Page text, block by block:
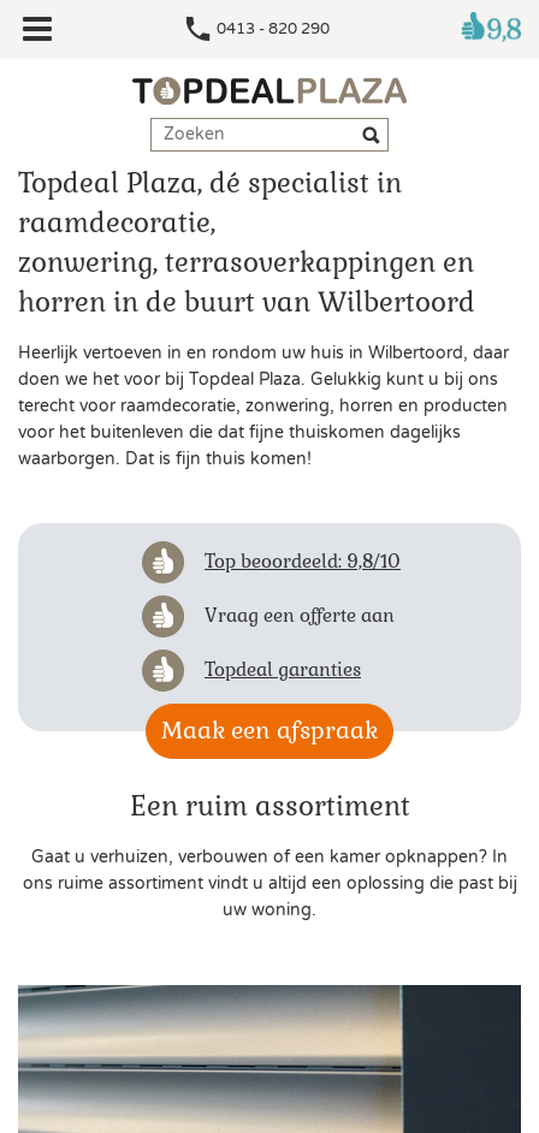
0413 - 820 290
Topdeal Plaza, dé specialist in
raamdecoratie,
zonwering, terrasoverkappingen en
horren in de buurt van Wilbertoord
Heerlijk vertoeven in en rondom uw huis in Wilbertoord, daar
doen we het voor bij Topdeal Plaza. Gelukkig kunt u bij ons
terecht voor raamdecoratie, zonwering, horren en producten
voor het buitenleven die dat fijne thuiskomen dagelijks
waarborgen. Dat is fijn thuis komen!
Top beoordeeld: 9,8/10
Vraag een offerte aan
Topdeal garanties
Maak een afspraak
Een ruim assortiment
Gaat u verhuizen, verbouwen of een kamer opknappen? In
ons ruime assortiment vindt u altijd een oplossing die past bij
uw woning.